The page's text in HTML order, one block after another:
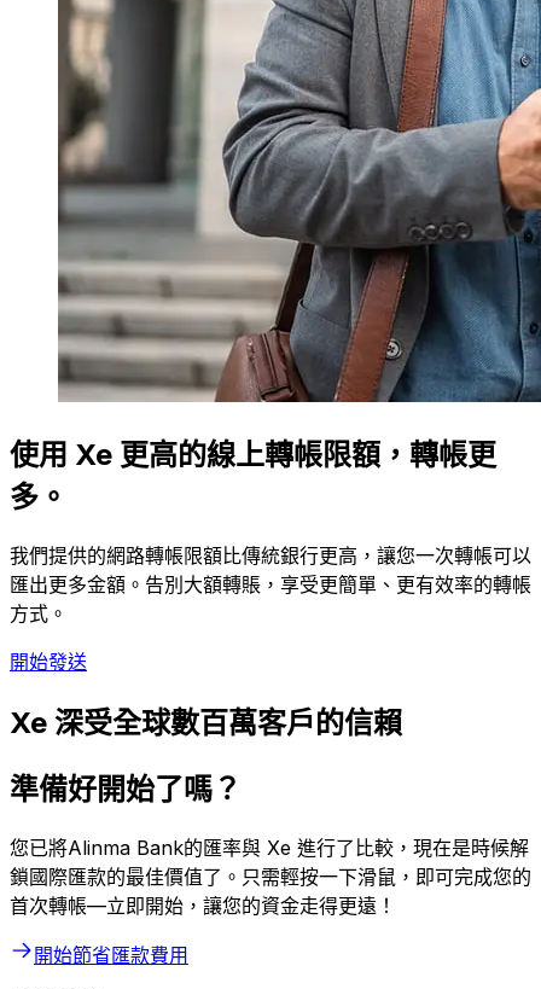
使用 Xe 更高的線上轉帳限額，轉帳更
多。
我們提供的網路轉帳限額比傳統銀行更高，讓您一次轉帳可以
匯出更多金額。告別大額轉賬，享受更簡單、更有效率的轉帳
方式。
開始發送
Xe 深受全球數百萬客戶的信賴
準備好開始了嗎？
您已將Alinma Bank的匯率與 Xe 進行了比較，現在是時候解
鎖國際匯款的最佳價值了。只需輕按一下滑鼠，即可完成您的
首次轉帳—立即開始，讓您的資金走得更遠！
開始節省匯款費用